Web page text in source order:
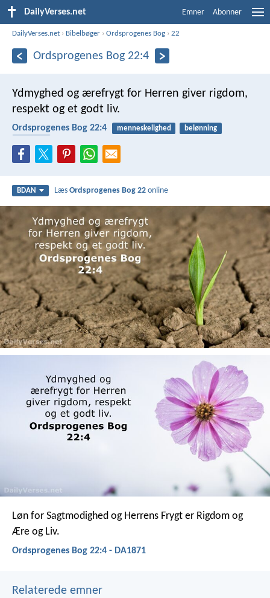
DailyVerses.net Emner Abonner
DailyVerses.net › Bibelbøger ›Ordsprogenes Bog ›22
Ordsprogenes Bog 22:4
Ydmyghed og ærefrygt for Herren giver rigdom,
respekt og et godt liv.
Ordsprogenes Bog 22:4 menneskelighed
belønning
BDAN LæsOrdsprogenes Bog 22 online
Løn for Sagtmodighed og Herrens Frygt er Rigdom og
Ære og Liv.
Ordsprogenes Bog 22:4 - DA1871
Relaterede emner